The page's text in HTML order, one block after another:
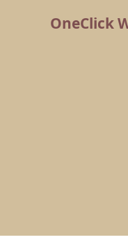
OneClick